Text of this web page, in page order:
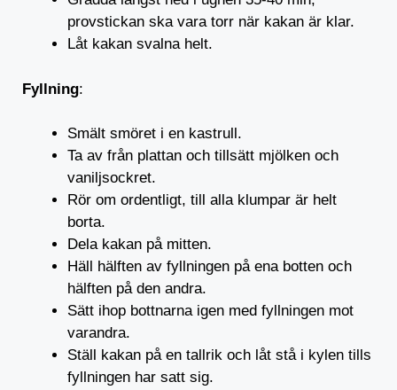
provstickan ska vara torr när kakan är klar.
Låt kakan svalna helt.
Fyllning:
Smält smöret i en kastrull.
Ta av från plattan och tillsätt mjölken och
vaniljsockret.
Rör om ordentligt, till alla klumpar är helt
borta.
Dela kakan på mitten.
Häll hälften av fyllningen på ena botten och
hälften på den andra.
Sätt ihop bottnarna igen med fyllningen mot
varandra.
Ställ kakan på en tallrik och låt stå i kylen tills
fyllningen har satt sig.